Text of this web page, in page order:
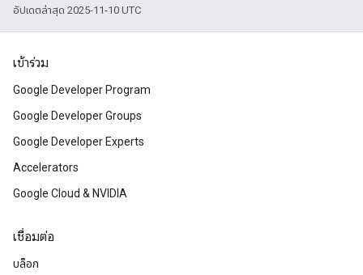
อัปเดตล่าสุด 2025-11-10 UTC
เข้าร่วม
Google Developer Program
Google Developer Groups
Google Developer Experts
Accelerators
Google Cloud & NVIDIA
เชื่อมต่อ
บล็อก